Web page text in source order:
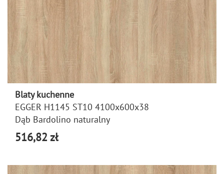
Blaty kuchenne
EGGER H1145 ST10 4100x600x38
Dąb Bardolino naturalny
516,82 zł